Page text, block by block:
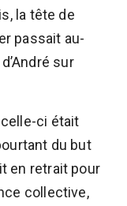
la tête de
passait au-
sur
ci était
du but
en retrait pour
collective,